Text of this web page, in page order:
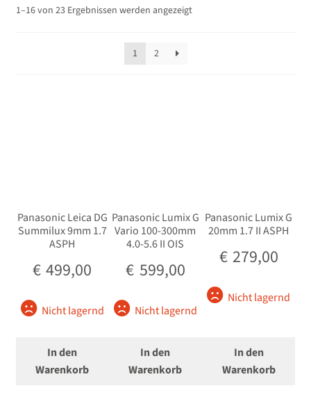
für Fujifilm X-Mount
Objektivkonverter / Vorsätze
öffnen
Zwischenringe
Blitz/Licht
Zubehör
1–16 von 23 Ergebnissen werden angezeigtNach
1
2
Panasonic Leica DG
Summilux 9mm 1.7
ASPH
€ 499,00
Nicht lagernd
In den
Warenkorb
Panasonic Lumix G
Vario 100-300mm
4.0-5.6 II OIS
€ 599,00
Nicht lagernd
In den
Warenkorb
Panasonic Lumix G
20mm 1.7 II ASPH
€ 279,00
Nicht lagernd
In den
Warenkorb